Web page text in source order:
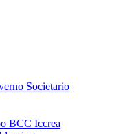
Societario
BCC Iccrea